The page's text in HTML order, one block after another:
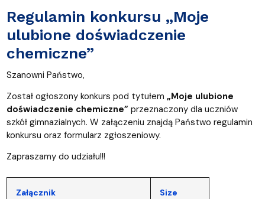
Regulamin konkursu „Moje
ulubione doświadczenie
chemiczne”
Szanowni Państwo,
Został ogłoszony konkurs pod tytułem „Moje ulubione
doświadczenie chemiczne” przeznaczony dla uczniów
szkół gimnazialnych. W załączeniu znajdą Państwo regulamin
konkursu oraz formularz zgłoszeniowy.
Zapraszamy do udziału!!!
Załącznik Size